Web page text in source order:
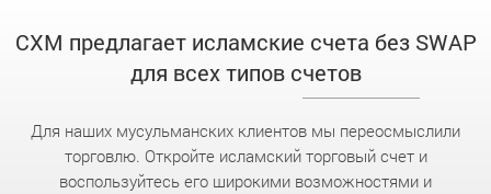
CXM предлагает исламские счета без SWAP
для всех типов счетов
Для наших мусульманских клиентов мы переосмыслили
торговлю. Откройте исламский торговый счет и
воспользуйтесь его широкими возможностями и